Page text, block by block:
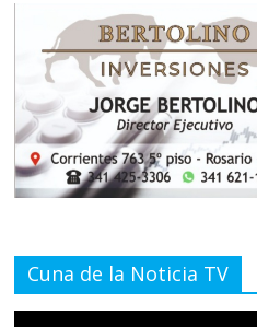
Cuna de la Noticia TV